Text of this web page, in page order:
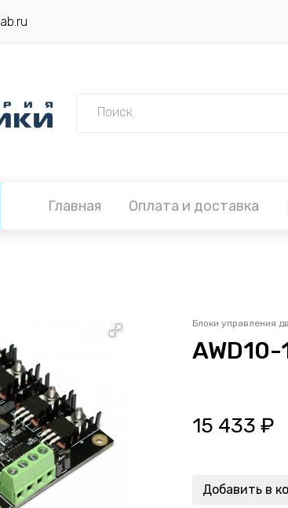
Главная Оплата и доставка
Блоки управления
AWD10-
15 433 ₽
Добавить в